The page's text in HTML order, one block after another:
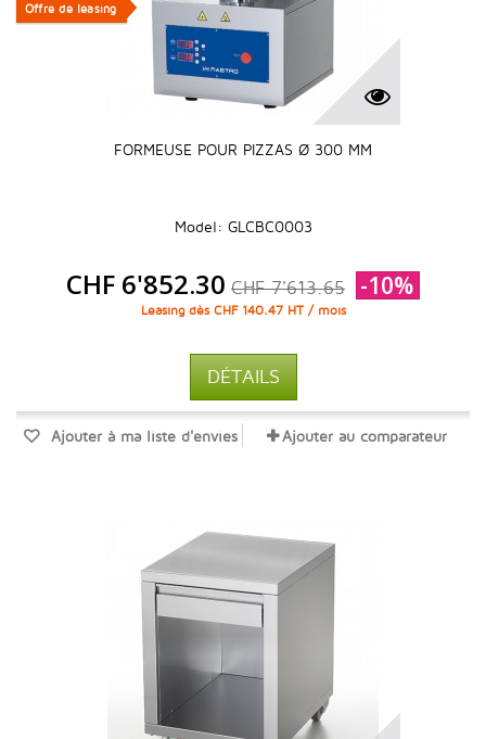
Offre de leasing
Offre de leasing
FORMEUSE POUR PIZZAS Ø 300 MM
Model: GLCBC0003
CHF 6'852.30 CHF 7'613.65 -10%
Leasing dès CHF 140.47 HT / mois
DÉTAILS
Ajouter à ma liste d'envies Ajouter au comparateur